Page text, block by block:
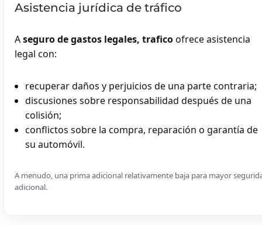
Asistencia jurídica de tráfico
Aseguro de gastos legales, traficoofrece asistencia
legal con:
recuperar daños y perjuicios de una parte contraria;
discusiones sobre responsabilidad después de una
colisión;
conflictos sobre la compra, reparación o garantía de
su automóvil.
A menudo, una prima adicional relativamente baja para mayor
adicional.